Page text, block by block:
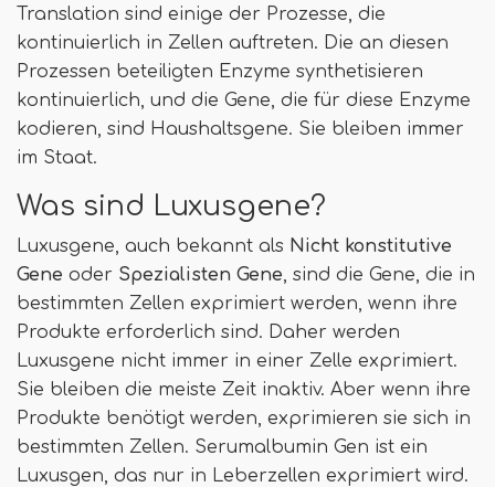
Translation sind einige der Prozesse, die
kontinuierlich in Zellen auftreten. Die an diesen
Prozessen beteiligten Enzyme synthetisieren
kontinuierlich, und die Gene, die für diese Enzyme
kodieren, sind Haushaltsgene. Sie bleiben immer
im Staat.
Was sind Luxusgene?
Luxusgene, auch bekannt als Nicht konstitutive
Gene oder Spezialisten Gene, sind die Gene, die in
bestimmten Zellen exprimiert werden, wenn ihre
Produkte erforderlich sind. Daher werden
Luxusgene nicht immer in einer Zelle exprimiert.
Sie bleiben die meiste Zeit inaktiv. Aber wenn ihre
Produkte benötigt werden, exprimieren sie sich in
bestimmten Zellen. Serumalbumin Gen ist ein
Luxusgen, das nur in Leberzellen exprimiert wird.